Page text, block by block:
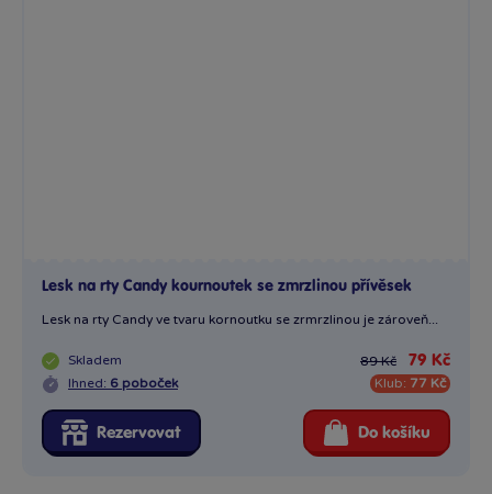
Lesk na rty Candy kournoutek se zmrzlinou přívěsek
Lesk na rty Candy ve tvaru kornoutku se zrmrzlinou je zároveň...
Skladem
Ihned: 6 poboček
89 Kč 79 Kč
Klub: 77 Kč
Rezervovat Do košíku